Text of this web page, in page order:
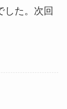
した。次回